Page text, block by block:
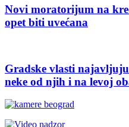
Novi moratorijum na
opet biti uvećana
Gradske vlasti
neke od njih i na levoj